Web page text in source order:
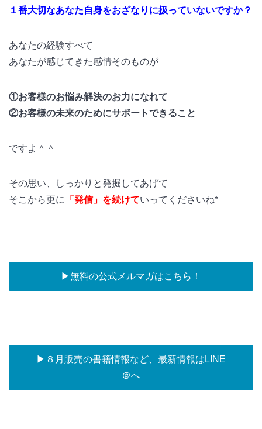
１番大切なあなた自身をおざなりに扱っていないですか？
あなたの経験すべて
あなたが感じてきた感情そのものが
①お客様のお悩み解決のお力になれて
②お客様の未来のためにサポートできること
ですよ＾＾
その思い、しっかりと発掘してあげて
そこから更に
「発信」を続けていってくださいね*
▶︎無料の公式メルマガはこちら！
▶︎８月販売の書籍情報など、最新情報はLINE
＠へ